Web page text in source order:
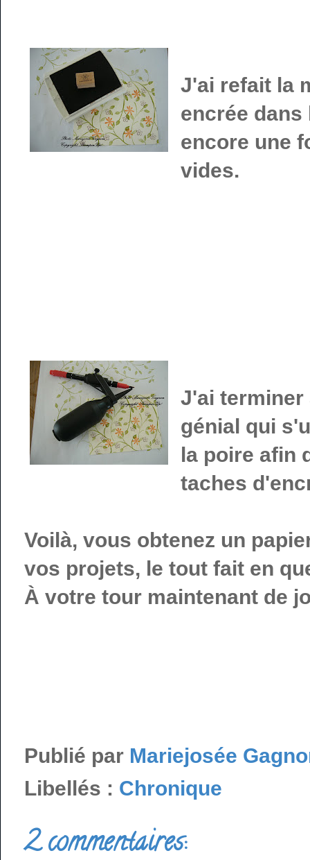
J'ai refait la
encrée dans
encore une
vides.
J'ai terminer
génial qui
la poire afin
taches
Voilà, vous obtenez un
vos projets, le tout fait en
À votre tour maintenant de
Publié par Mariejosée
Libellés : Chronique
2 commentaires: